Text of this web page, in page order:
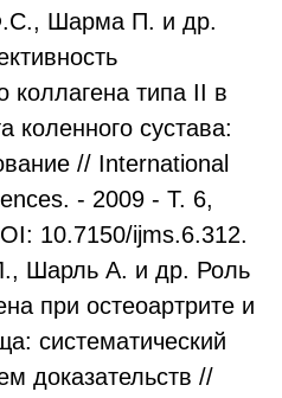
Шарма П. и др.
коллагена типа II в
коленного сустава:
// International
- 2009 - Т. 6,
10.7150/ijms.6.312.
Шарль А. и др. Роль
при остеоартрите и
систематический
доказательств //